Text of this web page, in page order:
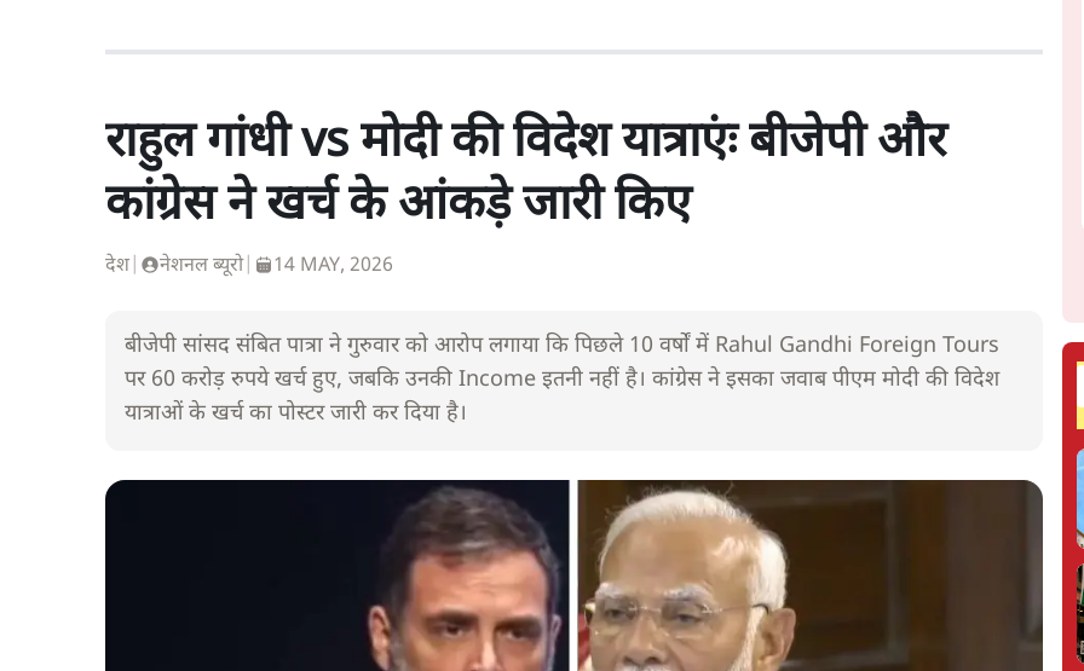
राहुल गांधी vs मोदी की विदेश यात्राएंः बीजेपी और
कांग्रेस ने खर्च के आंकड़े जारी किए
देश नेशनल ब्यूरो| 14 MAY, 2026
बीजेपी सांसद संबित पात्रा ने गुरुवार को आरोप लगाया कि पिछले 10 वर्षों में Rahul Gandhi Foreign Tours
पर 60 करोड़ रुपये खर्च हुए, जबकि उनकी Income इतनी नहीं है। कांग्रेस ने इसका जवाब पीएम मोदी की विदेश
यात्राओं के खर्च का पोस्टर जारी कर दिया है।